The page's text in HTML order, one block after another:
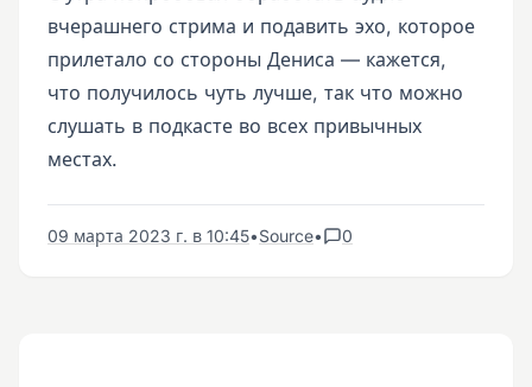
вчерашнего стрима и подавить эхо, которое
прилетало со стороны Дениса — кажется,
что получилось чуть лучше, так что можно
слушать в подкасте во всех привычных
местах.
09 марта 2023 г. в 10:45•Source• 0